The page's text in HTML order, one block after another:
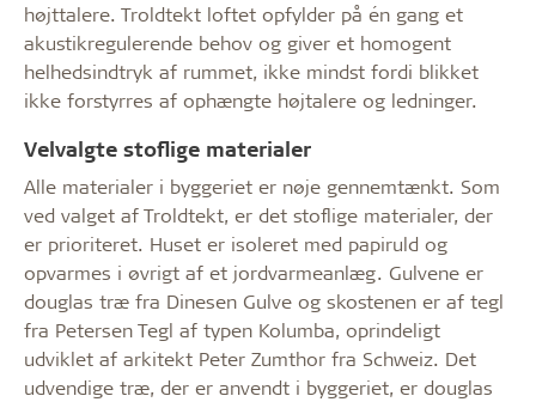
højttalere. Troldtekt loftet opfylder på én gang et
akustikregulerende behov og giver et homogent
helhedsindtryk af rummet, ikke mindst fordi blikket
ikke forstyrres af ophængte højtalere og ledninger.
Velvalgte stoflige materialer
Alle materialer i byggeriet er nøje gennemtænkt. Som
ved valget af Troldtekt, er det stoflige materialer, der
er prioriteret. Huset er isoleret med papiruld og
opvarmes i øvrigt af et jordvarmeanlæg. Gulvene er
douglas træ fra Dinesen Gulve og skostenen er af tegl
fra Petersen Tegl af typen Kolumba, oprindeligt
udviklet af arkitekt Peter Zumthor fra Schweiz. Det
udvendige træ, der er anvendt i byggeriet, er douglas